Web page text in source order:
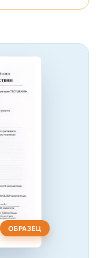
ОБРАЗЕЦ